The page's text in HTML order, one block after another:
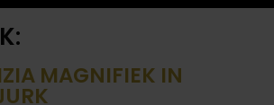
MAGNIFIEK IN